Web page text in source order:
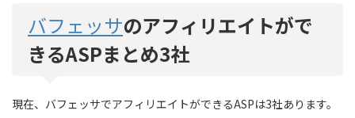
バフェッサのアフィリエイトがで
きるASPまとめ3社
現在、バフェッサでアフィリエイトができるASPは3社あります。